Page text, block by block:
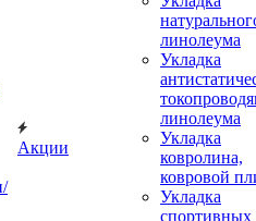
Акции
линолеума
Укладка
линолеума
Укладка
ковролина,
ковровой
Укладка
спортивных